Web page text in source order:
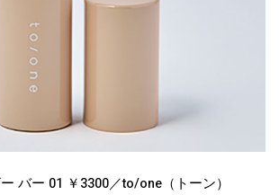
バー 01 ￥3300／to/one（トーン）